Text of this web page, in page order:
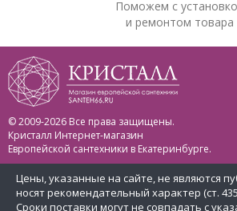
Поможем с
и ремонтом товара
© 2009-2026 Все права защищены.
Кристалл Интернет-магазин
Европейской сантехники в Екатеринбурге.
Цены, указанные на сайте, не являются
носят рекомендательный характер (ст.
Сроки поставки могут не совпадать с